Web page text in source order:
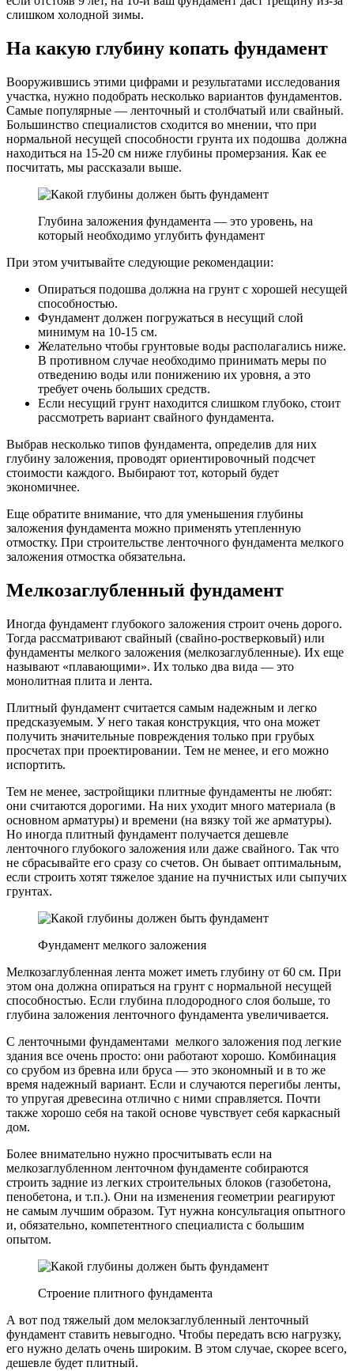
слишком холодной зимы.
На какую глубину копать фундамент
Вооружившись этими цифрами и результатами исследования
участка, нужно подобрать несколько вариантов фундаментов.
Самые популярные — ленточный и столбчатый или свайный.
Большинство специалистов сходится во мнении, что при
нормальной несущей способности грунта их подошва должна
находиться на 15-20 см ниже глубины промерзания. Как ее
посчитать, мы рассказали выше.
Глубина заложения фундамента — это уровень, на
который необходимо углубить фундамент
При этом учитывайте следующие рекомендации:
Опираться подошва должна на грунт с хорошей несущей
способностью.
Фундамент должен погружаться в несущий слой
минимум на 10-15 см.
Желательно чтобы грунтовые воды располагались ниже.
В противном случае необходимо принимать меры по
отведению воды или понижению их уровня, а это
требует очень больших средств.
Если несущий грунт находится слишком глубоко, стоит
рассмотреть вариант свайного фундамента.
Выбрав несколько типов фундамента, определив для них
глубину заложения, проводят ориентировочный подсчет
стоимости каждого. Выбирают тот, который будет
экономичнее.
Еще обратите внимание, что для уменьшения глубины
заложения фундамента можно применять утепленную
отмостку. При строительстве ленточного фундамента мелкого
заложения отмостка обязательна.
Мелкозаглубленный фундамент
Иногда фундамент глубокого заложения строит очень дорого.
Тогда рассматривают свайный (свайно-ростверковый) или
фундаменты мелкого заложения (мелкозаглубленные). Их еще
называют «плавающими». Их только два вида — это
монолитная плита и лента.
Плитный фундамент считается самым надежным и легко
предсказуемым. У него такая конструкция, что она может
получить значительные повреждения только при грубых
просчетах при проектировании. Тем не менее, и его можно
испортить.
Тем не менее, застройщики плитные фундаменты не любят:
они считаются дорогими. На них уходит много материала (в
основном арматуры) и времени (на вязку той же арматуры).
Но иногда плитный фундамент получается дешевле
ленточного глубокого заложения или даже свайного. Так что
не сбрасывайте его сразу со счетов. Он бывает оптимальным,
если строить хотят тяжелое здание на пучнистых или сыпучих
грунтах.
Фундамент мелкого заложения
Мелкозаглубленная лента может иметь глубину от 60 см. При
этом она должна опираться на грунт с нормальной несущей
способностью. Если глубина плодородного слоя больше, то
глубина заложения ленточного фундамента увеличивается.
С ленточными фундаментами мелкого заложения под легкие
здания все очень просто: они работают хорошо. Комбинация
со срубом из бревна или бруса — это экономный и в то же
время надежный вариант. Если и случаются перегибы ленты,
то упругая древесина отлично с ними справляется. Почти
также хорошо себя на такой основе чувствует себя каркасный
дом.
Более внимательно нужно просчитывать если на
мелкозаглубленном ленточном фундаменте собираются
строить задние из легких строительных блоков (газобетона,
пенобетона, и т.п.). Они на изменения геометрии реагируют
не самым лучшим образом. Тут нужна консультация опытного
и, обязательно, компетентного специалиста с большим
опытом.
Строение плитного фундамента
А вот под тяжелый дом мелокзаглубленный ленточный
фундамент ставить невыгодно. Чтобы передать всю нагрузку,
его нужно делать очень широким. В этом случае, скорее всего,
дешевле будет плитный.